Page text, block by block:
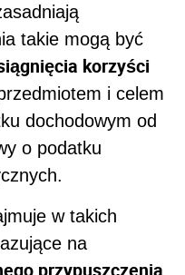
takie mogą być
korzyści
i celem
dochodowym od
o podatku
w takich
na
przypuszczenia